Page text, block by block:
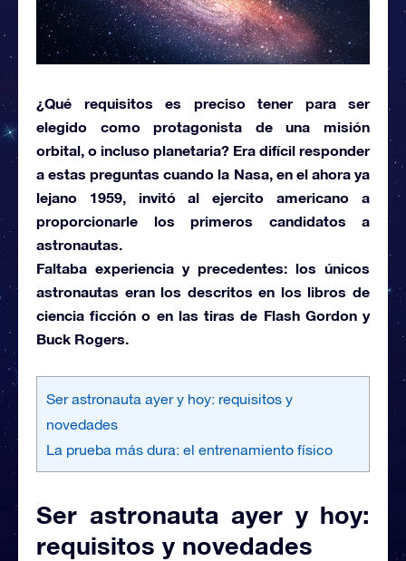
¿Qué requisitos es preciso tener para ser
elegido como protagonista de una misión
orbital, o incluso planetaria? Era difícil responder
a estas preguntas cuando la Nasa,en el ahora ya
lejano 1959, invitó al ejercito americano a
proporcionarle los primeros candidatos a
astronautas.
Faltaba experiencia y precedentes: los únicos
astronautas eran los descritos en los libros de
ciencia ficción o en las tiras de Flash Gordon y
Buck Rogers.
Ser astronauta ayer y hoy: requisitos y
novedades
La prueba más dura: el entrenamiento físico
Ser astronauta ayer y hoy:
requisitos y novedades